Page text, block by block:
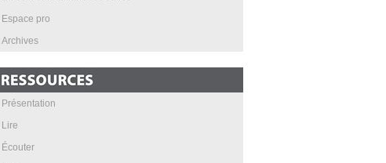
Espace pro
Archives
Présentation
Lire
Écouter